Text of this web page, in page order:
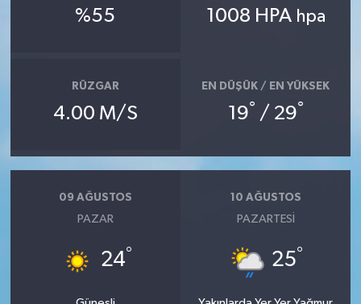
%55 1008 HPA hpa
RÜZGAR
4.00 M/S
EN DÜŞÜK / EN YÜKSEK
19° / 29°
09 AĞUSTOS
PAZAR
24°
10 AĞUSTOS
PAZARTESI
25°